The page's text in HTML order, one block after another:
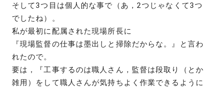
そして3つ目は個人的な事で（あ，2つじゃなくて3つ
でしたね）。
私が最初に配属された現場所長に
『現場監督の仕事は墨出しと掃除だからな。』と言わ
れたので。
要は，『工事するのは職人さん，監督は段取り（とか
雑用）をして職人さんが気持ちよく作業できるように